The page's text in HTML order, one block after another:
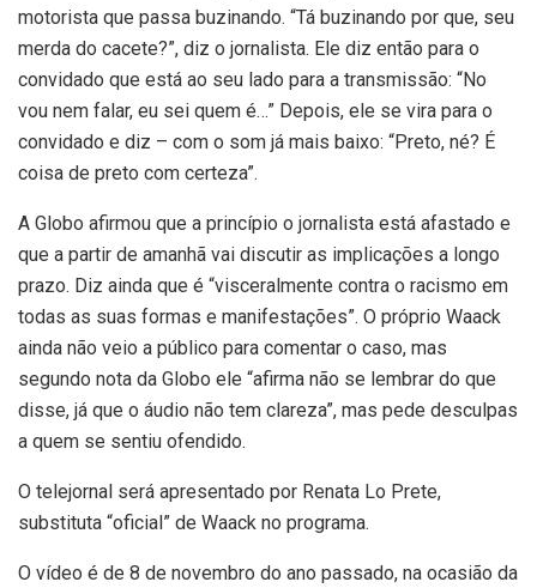
motorista que passa buzinando. “Tá buzinando por que, seu
merda do cacete?”, diz o jornalista. Ele diz então para o
convidado que está ao seu lado para a transmissão: “No
vou nem falar, eu sei quem é…” Depois, ele se vira para o
convidado e diz – com o som já mais baixo: “Preto, né? É
coisa de preto com certeza”.
A Globo afirmou que a princípio o jornalista está afastado e
que a partir de amanhã vai discutir as implicações a longo
prazo. Diz ainda que é “visceralmente contra o racismo em
todas as suas formas e manifestações”. O próprio Waack
ainda não veio a público para comentar o caso, mas
segundo nota da Globo ele “afirma não se lembrar do que
disse, já que o áudio não tem clareza”, mas pede desculpas
a quem se sentiu ofendido.
O telejornal será apresentado por Renata Lo Prete,
substituta “oficial” de Waack no programa.
O vídeo é de 8 de novembro do ano passado, na ocasião da